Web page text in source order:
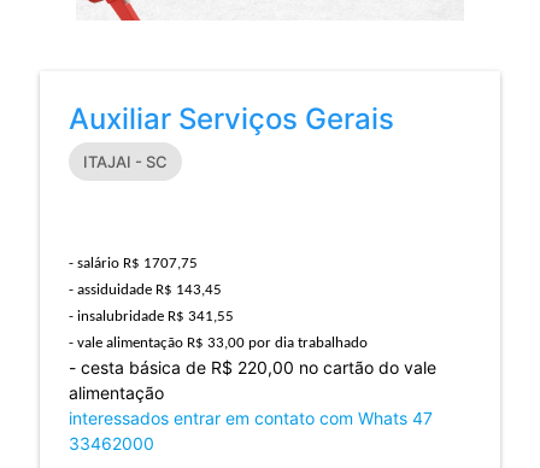
Auxiliar Serviços Gerais
ITAJAI - SC
- salário R$ 1707,75
- assiduidade R$ 143,45
- insalubridade R$ 341,55
- vale alimentação R$ 33,00 por dia trabalhado
- cesta básica de R$ 220,00 no cartão do vale
alimentação
interessados entrar em contato com Whats 47
33462000